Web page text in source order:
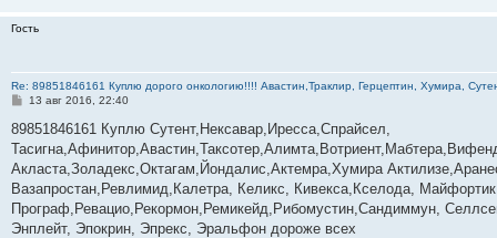
Гость
Re: 89851846161 Куплю дорого онкологию!!!! Авастин,Траклир, Герцептин, Хумира,
С
о
щ
е
и
е
13 авг 2016, 22:40
89851846161 Куплю Сутент,Нексавар,Иресса,Спрайсел,
Акласта,Золадекс,Октагам,Йондалис,Актемра,Хумира
Вазапростан,Ревлимид,Калетра, Келикс, Кивекса,Кселода,
Програф,Ревацио,Рекормон,Ремикейд,Рибомустин,Сандиммун,
Энплейт, Эпокрин, Эпрекс, Эральфон дороже всех